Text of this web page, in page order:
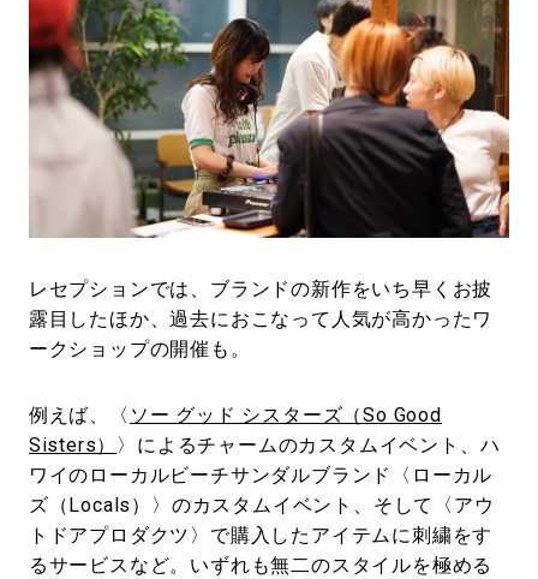
レセプションでは、ブランドの新作をいち早くお披
露目したほか、過去におこなって人気が高かったワ
ークショップの開催も。
例えば、〈 ソー グッド シスターズ（So Good
Sisters） 〉によるチャームのカスタムイベント、ハ
ワイのローカルビーチサンダルブランド〈ローカル
ズ（Locals）〉のカスタムイベント、そして〈アウ
トドアプロダクツ〉で購入したアイテムに刺繍をす
るサービスなど。いずれも無二のスタイルを極める